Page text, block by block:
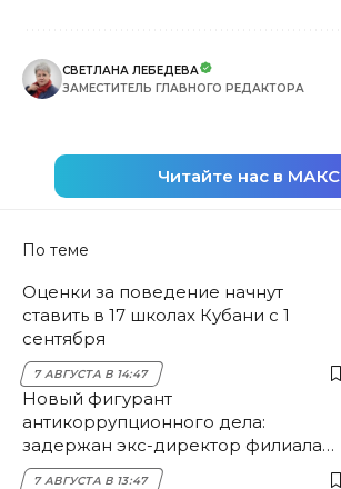
СВЕТЛАНА ЛЕБЕДЕВА
ЗАМЕСТИТЕЛЬ ГЛАВНОГО РЕДАКТОРА
Читайте нас в МАКС
По теме
Оценки за поведение начнут
ставить в 17 школах Кубани с 1
сентября
7 АВГУСТА В 14:47
Новый фигурант
антикоррупционного дела:
задержан экс-директор филиала
НЭСК Крымска
7 АВГУСТА В 13:47